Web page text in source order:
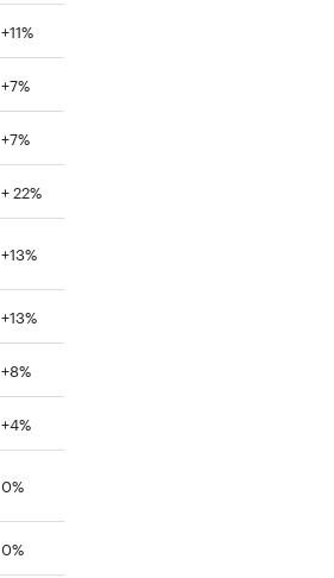
+11%
+7%
+7%
+ 22%
+13%
+13%
+8%
+4%
0%
0%